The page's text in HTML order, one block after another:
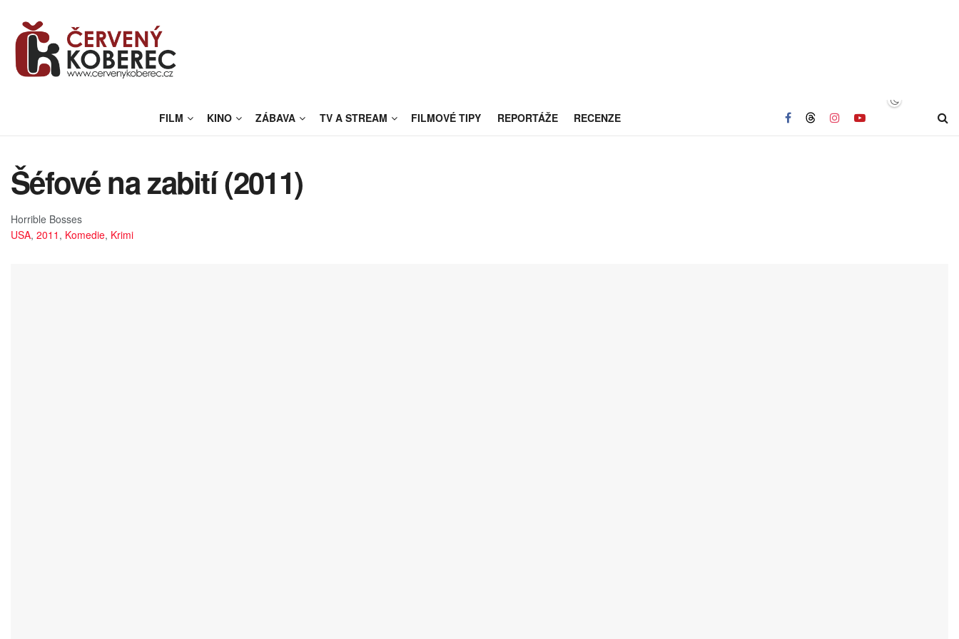
FILM KINO ZÁBAVA TV A STREAM FILMOVÉ TIPY REPORTÁŽE RECENZE
Šéfové na zabití (2011)
Horrible Bosses
USA, 2011 , Komedie, Krimi